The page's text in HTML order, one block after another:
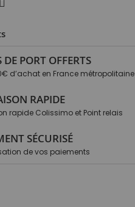
DE PORT OFFERTS
d’achat en France métropolitaine
RAPIDE
rapide Colissimo et Point relais
SÉCURISÉ
de vos paiements